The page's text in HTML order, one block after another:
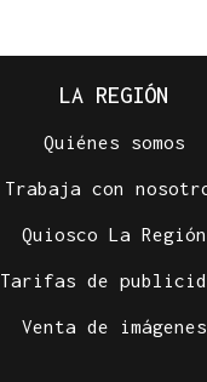
LA REGIÓN
Quiénes somos
Trabaja con
Quiosco La Región
Tarifas de
Venta de imágenes